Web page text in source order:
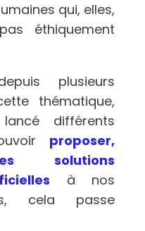
qui, elles,
éthiquement
plusieurs
thématique,
différents
proposer,
solutions
à nos
cela passe